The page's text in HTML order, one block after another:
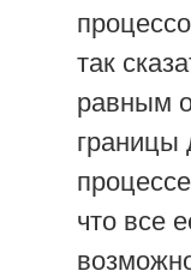
так
равным
границы
что все